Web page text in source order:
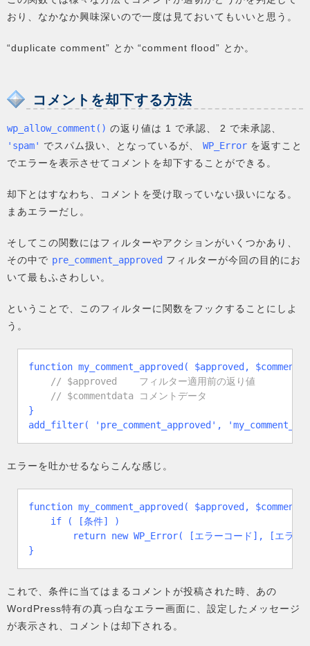
おり、なかなか興味深いので一度は見ておいてもいいと思う。
“duplicate comment” とか “comment flood” とか。
コメントを却下する方法
wp_allow_comment() の返り値は 1 で承認、 2 で未承認、
'spam' でスパム扱い、となっているが、 WP_Error を返すこと
でエラーを表示させてコメントを却下することができる。
却下とはすなわち、コメントを受け取っていない扱いになる。
まあエラーだし。
そしてこの関数にはフィルターやアクションがいくつかあり、
その中で pre_comment_approved フィルターが今回の目的にお
いて最もふさわしい。
ということで、このフィルターに関数をフックすることにしよ
う。
function my_comment_approved( $approved,
// $approved    フィルター適用前の返り値
    // $commentdata コメントデータ
}
add_filter( 'pre_comment_approved',
エラーを吐かせるならこんな感じ。
function my_comment_approved( $approved,
    if ( [条件] )
return new WP_Error( [エラーコード], [エラー
}
これで、条件に当てはまるコメントが投稿された時、あの
WordPress特有の真っ白なエラー画面に、設定したメッセージ
が表示され、コメントは却下される。